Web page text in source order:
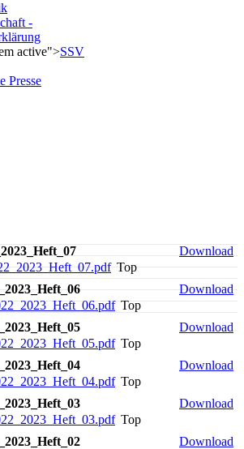
-
active">SSV
Presse
Top
Download
Top
Download
Top
Download
Top
Download
Top
Download
Download